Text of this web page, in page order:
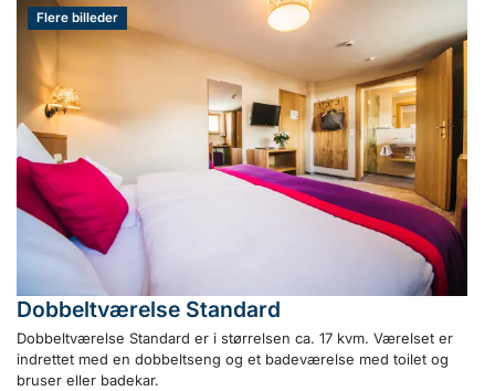
Flere billeder
Dobbeltværelse Standard
Dobbeltværelse Standard er i størrelsen ca. 17 kvm. Værelset er
indrettet med en dobbeltseng og et badeværelse med toilet og
bruser eller badekar.